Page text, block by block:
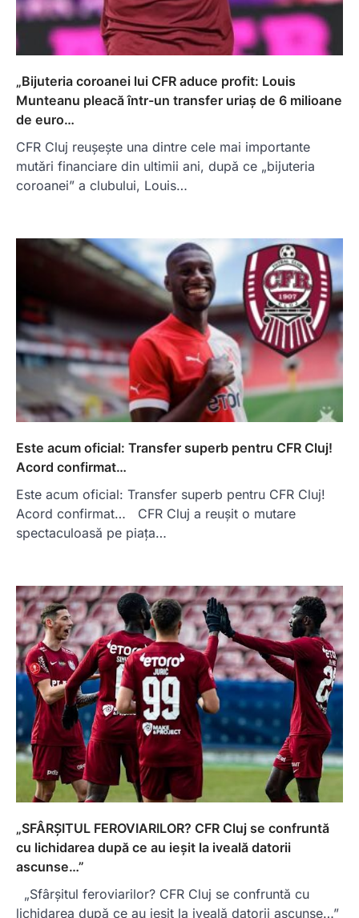
„Bijuteria coroanei lui CFR aduce profit: Louis
Munteanu pleacă într-un transfer uriaș de 6 milioane
de euro…
CFR Cluj reușește una dintre cele mai importante
mutări financiare din ultimii ani, după ce „bijuteria
coroanei” a clubului, Louis…
Este acum oficial: Transfer superb pentru CFR Cluj!
Acord confirmat…
Este acum oficial: Transfer superb pentru CFR Cluj!
Acord confirmat… CFR Cluj a reușit o mutare
spectaculoasă pe piața…
„SFÂRȘITUL FEROVIARILOR? CFR Cluj se confruntă
cu lichidarea după ce au ieșit la iveală datorii
ascunse…”
„Sfârșitul feroviarilor? CFR Cluj se confruntă cu
lichidarea după ce au ieșit la iveală datorii ascunse…”